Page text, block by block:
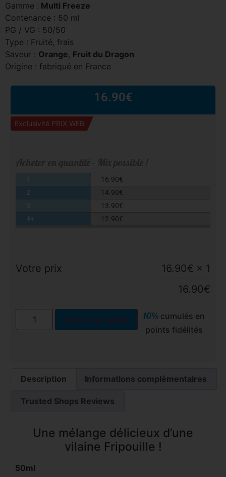
Gamme : Multi Freeze
Contenance : 50 ml
PG / VG : 50/50
Type : Fruité, frais
Saveur : Orange, Fruit du Dragon
Origine : fabriqué en France
16.90€
Exclusivité PRIX WEB
16.90€
2
14.90€
13.90€
4+
12.90€
Votre prix 16.90€ × 1
16.90€
Ajouter au panier 10% cumulés en
points fidélités
Description Informations complémentaires
Trusted Shops Reviews
Une mélange délicieux d’une
vilaine Fripouille !
50ml